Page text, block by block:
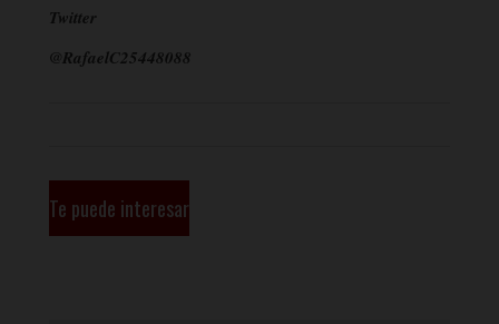
Twitter
@RafaelC25448088
Te puede interesar